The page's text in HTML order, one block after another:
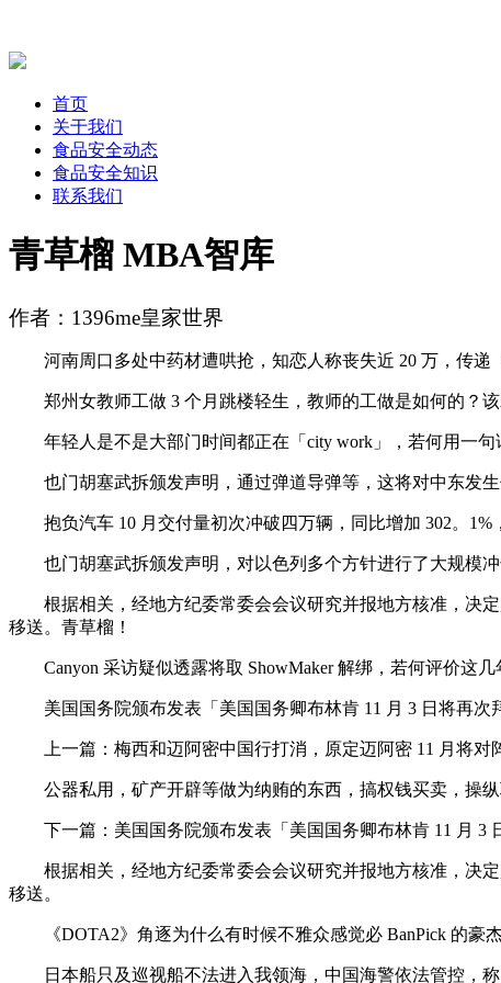
首页
关于我们
食品安全动态
食品安全知识
联系我们
青草榴 MBA智库
作者：1396me皇家世界
河南周口多处中药材遭哄抢，知恋人称丧失近 20 万，传递
郑州女教师工做 3 个月跳楼轻生，教师的工做是如何的？该
年轻人是不是大部门时间都正在「city work」，若何用一句
也门胡塞武拆颁发声明，通过弹道导弹等，这将对中东发生
抱负汽车 10 月交付量初次冲破四万辆，同比增加 302。1%
也门胡塞武拆颁发声明，对以色列多个方针进行了大规模冲
根据相关，经地方纪委常委会会议研究并报地方核准，决定
移送。青草榴！
Canyon 采访疑似透露将取 ShowMaker 解绑，若何评价这几
美国国务院颁布发表「美国国务卿布林肯 11 月 3 日将再次
上一篇：梅西和迈阿密中国行打消，原定迈阿密 11 月将对
公器私用，矿产开辟等做为纳贿的东西，搞权钱买卖，操纵
下一篇：美国国务院颁布发表「美国国务卿布林肯 11 月 3
根据相关，经地方纪委常委会会议研究并报地方核准，决定
移送。
《DOTA2》角逐为什么有时候不雅众感觉必 BanPick 的豪
日本船只及巡视船不法进入我领海，中国海警依法管控，称